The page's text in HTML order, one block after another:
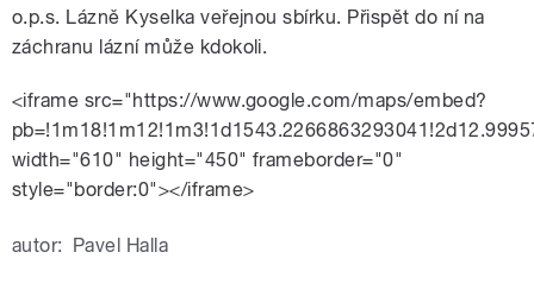
o.p.s. Lázně Kyselka veřejnou sbírku. Přispět do ní na
záchranu lázní může kdokoli.
<iframe src="https://www.google.com/maps/embed?
width="610" height="450" frameborder="0"
style="border:0"></iframe>
autor: Pavel Halla